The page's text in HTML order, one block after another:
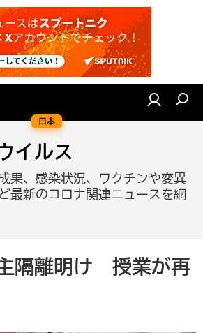
日本
イルス
果、感染状況、ワクチンや変異
最新のコロナ関連ニュースを網
隔離明け 授業が再